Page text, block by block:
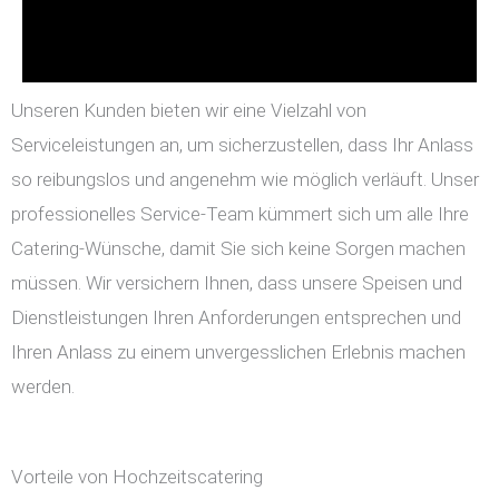
Unseren Kunden bieten wir eine Vielzahl von
Serviceleistungen an, um sicherzustellen, dass Ihr Anlass
so reibungslos und angenehm wie möglich verläuft. Unser
professionelles Service-Team kümmert sich um alle Ihre
Catering-Wünsche, damit Sie sich keine Sorgen machen
müssen. Wir versichern Ihnen, dass unsere Speisen und
Dienstleistungen Ihren Anforderungen entsprechen und
Ihren Anlass zu einem unvergesslichen Erlebnis machen
werden.
Vorteile von Hochzeitscatering